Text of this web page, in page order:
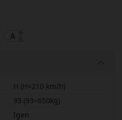
H (H=210 km/h)
93 (93=650kg)
Igen